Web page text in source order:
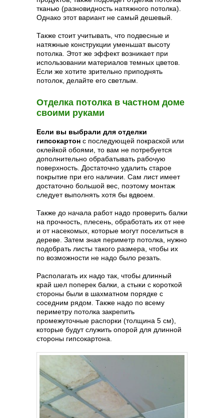
тканью (разновидность натяжного потолка).
Однако этот вариант не самый дешевый.
Также стоит учитывать, что подвесные и
натяжные конструкции уменьшат высоту
потолка. Этот же эффект возникает при
использовании материалов темных цветов.
Если же хотите зрительно приподнять
потолок, делайте его светлым.
Отделка потолка в частном доме
своими руками
Если вы выбрали для отделки
гипсокартон с последующей покраской или
оклейкой обоями, то вам не потребуется
дополнительно обрабатывать рабочую
поверхность. Достаточно удалить старое
покрытие при его наличии. Сам лист имеет
достаточно большой вес, поэтому монтаж
следует выполнять хотя бы вдвоем.
Также до начала работ надо проверить балки
на прочность, плесень, обработать их от нее
и от насекомых, которые могут поселиться в
дереве. Затем зная периметр потолка, нужно
подобрать листы такого размера, чтобы их
по возможности не надо было резать.
Располагать их надо так, чтобы длинный
край шел поперек балки, а стыки с короткой
стороны были в шахматном порядке с
соседним рядом. Также надо по всему
периметру потолка закрепить
промежуточные распорки (толщина 5 см),
которые будут служить опорой для длинной
стороны гипсокартона.